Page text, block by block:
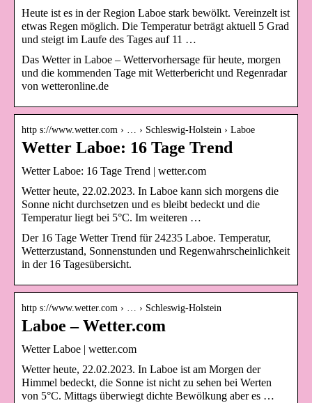
Heute ist es in der Region Laboe stark bewölkt. Vereinzelt ist
etwas Regen möglich. Die Temperatur beträgt aktuell 5 Grad
und steigt im Laufe des Tages auf 11 …
Das Wetter in Laboe – Wettervorhersage für heute, morgen
und die kommenden Tage mit Wetterbericht und Regenradar
von wetteronline.de
http s://www.wetter.com › … › Schleswig-Holstein › Laboe
Wetter Laboe: 16 Tage Trend
Wetter Laboe: 16 Tage Trend | wetter.com
Wetter heute, 22.02.2023. In Laboe kann sich morgens die
Sonne nicht durchsetzen und es bleibt bedeckt und die
Temperatur liegt bei 5°C. Im weiteren …
Der 16 Tage Wetter Trend für 24235 Laboe. Temperatur,
Wetterzustand, Sonnenstunden und Regenwahrscheinlichkeit
in der 16 Tagesübersicht.
http s://www.wetter.com › … › Schleswig-Holstein
Laboe – Wetter.com
Wetter Laboe | wetter.com
Wetter heute, 22.02.2023. In Laboe ist am Morgen der
Himmel bedeckt, die Sonne ist nicht zu sehen bei Werten
von 5°C. Mittags überwiegt dichte Bewölkung aber es …